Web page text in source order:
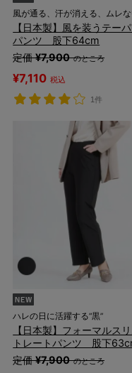
風が通る、汗が消える、ムレな
【日本製】風を装うテー
パンツ 股下64cm
定価 ¥7,900 のところ
¥7,110 税込
1件
ハレの日に活躍する“黒”
【日本製】フォーマルス
トレートパンツ 股下
定価 ¥7,900 のところ